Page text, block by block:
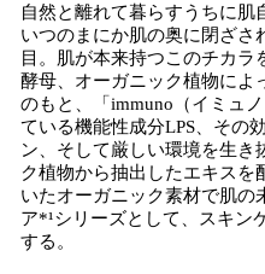
自然と離れて暮らすうちに肌
いつのまにか肌の奥に閉ざさ
目。肌が本来持つこのチカ
酵母、オーガニック植物によ
のもと、「immuno（イミュ
ている機能性成分LPS、その
ン、そして厳しい環境を生き
ク植物から抽出したエキスを
いたオーガニック素材で肌の
ア*¹シリーズとして、スキン
する。